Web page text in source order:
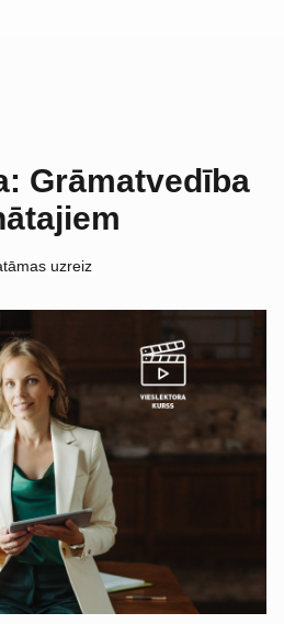
Grāmatvedība
uzreiz